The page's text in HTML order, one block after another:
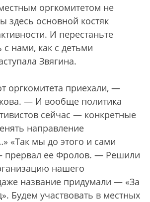
оргкомитетом не
здесь основной костяк
И перестаньте
с нами, как с детьми
Звягина.
оргкомитета приехали, —
— И вообще политика
сейчас — конкретные
направление
«Так мы до этого и сами
прервал ее Фролов. — Решили
нашего
название придумали — «За
Будем участвовать в местных